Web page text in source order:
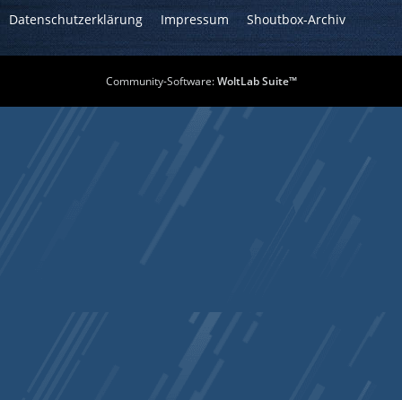
Datenschutzerklärung Impressum Shoutbox-Archiv
Community-Software:WoltLab Suite™